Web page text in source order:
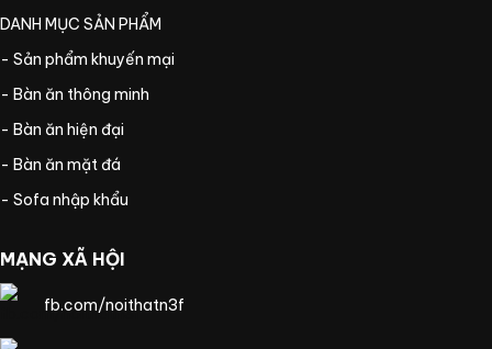
DANH MỤC SẢN PHẨM
- Sản phẩm khuyến mại
- Bàn ăn thông minh
- Bàn ăn hiện đại
- Bàn ăn mặt đá
- Sofa nhập khẩu
MẠNG XÃ HỘI
fb.com/noithatn3f